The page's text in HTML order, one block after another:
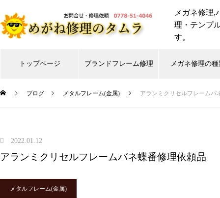
メガネ修理,
理・テンプ
す。
トップページ ブランドフレーム修理 メガネ修理の種
999,9 CHANEL Gucci shwood
ブログ メタルフレーム(金属) アランミクリセルフレームバ
2022.01.12
アランミクリセルフレームバネ蝶番修理依頼品
メタルフレーム(金属)